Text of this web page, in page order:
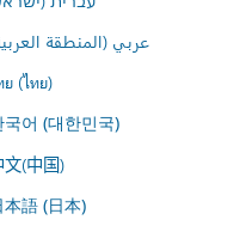
عربي (المنطقة
ย (ไทย)
국어 (대한민국)
文(中国)
本語 (日本)